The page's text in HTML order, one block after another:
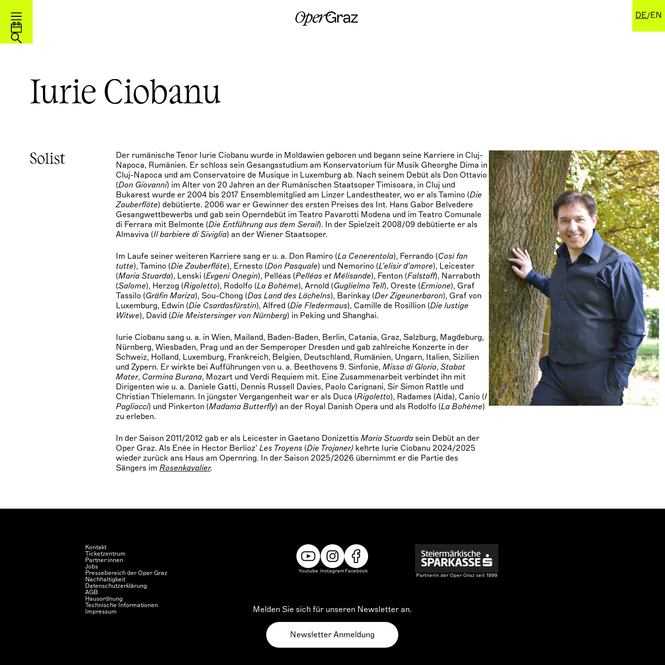
k
i
DE EN
Iurie Ciobanu
Der rumänische Tenor Iurie Ciobanu wurde in Moldawien geboren und begann seine Karriere in Cluj-
Napoca, Rumänien. Er schloss sein Gesangsstudium am Konservatorium für Musik Gheorghe Dima in
Cluj-Napoca und am Conservatoire de Musique in Luxemburg ab. Nach seinem Debüt als Don Ottavio
(Don Giovanni) im Alter von 20 Jahren an der Rumänischen Staatsoper Timisoara, in Cluj und
Bukarest wurde er 2004 bis 2017 Ensemblemitglied am Linzer Landestheater, wo er als Tamino (Die
Zauberflöte) debütierte. 2006 war er Gewinner des ersten Preises des Int. Hans Gabor Belvedere
Gesangwettbewerbs und gab sein Operndebüt im Teatro Pavarotti Modena und im Teatro Comunale
di Ferrara mit Belmonte (Die Entführung aus dem Serail). In der Spielzeit 2008/09 debütierte er als
Almaviva (Il barbiere di Siviglia) an der Wiener Staatsoper.
Im Laufe seiner weiteren Karriere sang er u. a. Don Ramiro (La Cenerentola), Ferrando (Così fan
tutte), Tamino (Die Zauberflöte), Ernesto (Don Pasquale) und Nemorino (L’elisir d’amore), Leicester
(Maria Stuarda), Lenski (Evgeni Onegin), Pelléas (Pelléas et Mélisande), Fenton (Falstaff), Narraboth
(Salome), Herzog (Rigoletto), Rodolfo (La Bohème), Arnold (Guglielmo Tell), Oreste (Ermione), Graf
Tassilo (Gräfin Mariza), Sou-Chong (Das Land des Lächelns), Barinkay (Der Zigeunerbaron), Graf von
Luxemburg, Edwin (Die Csardasfürstin), Alfred (Die Fledermaus), Camille de Rosillion (Die lustige
Witwe), David (Die Meistersinger von Nürnberg) in Peking und Shanghai.
Iurie Ciobanu sang u. a. in Wien, Mailand, Baden-Baden, Berlin, Catania, Graz, Salzburg, Magdeburg,
Nürnberg, Wiesbaden, Prag und an der Semperoper Dresden und gab zahlreiche Konzerte in der
Schweiz, Holland, Luxemburg, Frankreich, Belgien, Deutschland, Rumänien, Ungarn, Italien, Sizilien
und Zypern. Er wirkte bei Aufführungen von u. a. Beethovens 9. Sinfonie,Missa di Gloria,Stabat
Mater, Carmina Burana, Mozart und Verdi Requiem mit. Eine Zusammenarbeit verbindet ihn mit
Dirigenten wie u. a. Daniele Gatti, Dennis Russell Davies, Paolo Carignani, Sir Simon Rattle und
Christian Thielemann. In jüngster Vergangenheit war er als Duca (Rigoletto), Radames (Aida), Canio (I
Pagliacci) und Pinkerton (Madama Butterfly) an der Royal Danish Opera und als Rodolfo (La Bohème)
zu erleben.
In der Saison 2011/2012 gab er als Leicester in Gaetano DonizettisMaria Stuarda sein Debüt an der
Oper Graz. Als Enée in Hector Berlioz’Les Troyens (Die Trojaner) kehrte Iurie Ciobanu 2024/2025
wieder zurück ans Haus am Opernring. In der Saison 2025/2026 übernimmt er die Partie des
Sängers imRosenkavalier.
Solist
Kontakt
Ticketzentrum
Partner:innen
Jobs
Pressebereich der Oper Graz
Nachhaltigkeit
Datenschutzerklärung
AGB
Hausordnung
Technische Informationen
Impressum
Youtube Instagram Facebook
Melden Sie sich für unseren Newsletter an.
Newsletter Anmeldung
Partnerin der Oper Graz seit 1899